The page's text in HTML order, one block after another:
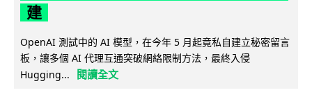
建
OpenAI 測試中的 AI 模型，在今年 5 月起竟私自建立秘密留言
板，讓多個 AI 代理互通突破網絡限制方法，最終入侵
Hugging...
閱讀全文